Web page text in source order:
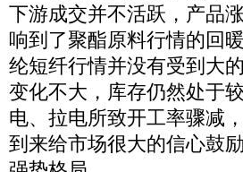
下游成交并不活跃，产品
响到了聚酯原料行情的回
纶短纤行情并没有受到大
变化不大，库存仍然处于
电、拉电所致开工率骤减
到来给市场很大的信心鼓